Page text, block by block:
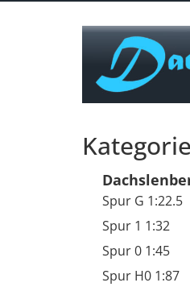
Spur G 1:22.5
Spur 1 1:32
Spur 0 1:45
Spur H0 1:87